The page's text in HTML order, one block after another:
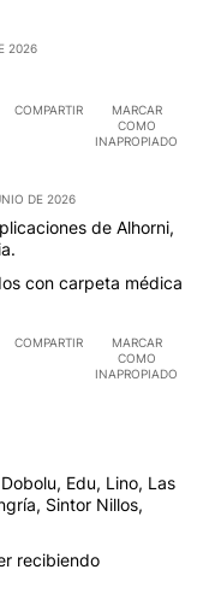
2026
COMPARTIR
MARCAR
COMO
INAPROPIADO
DE 2026
de Alhorni,
con carpeta médica
COMPARTIR
MARCAR
COMO
INAPROPIADO
Edu, Lino, Las
Sintor Nillos,
recibiendo